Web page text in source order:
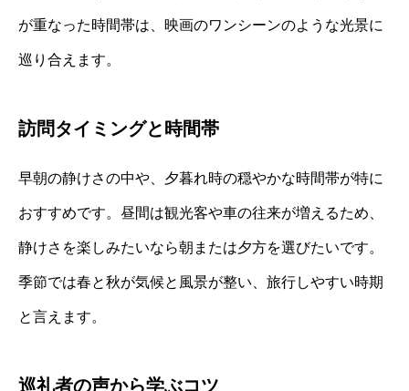
が重なった時間帯は、映画のワンシーンのような光景に
巡り合えます。
訪問タイミングと時間帯
早朝の静けさの中や、夕暮れ時の穏やかな時間帯が特に
おすすめです。昼間は観光客や車の往来が増えるため、
静けさを楽しみたいなら朝または夕方を選びたいです。
季節では春と秋が気候と風景が整い、旅行しやすい時期
と言えます。
巡礼者の声から学ぶコツ